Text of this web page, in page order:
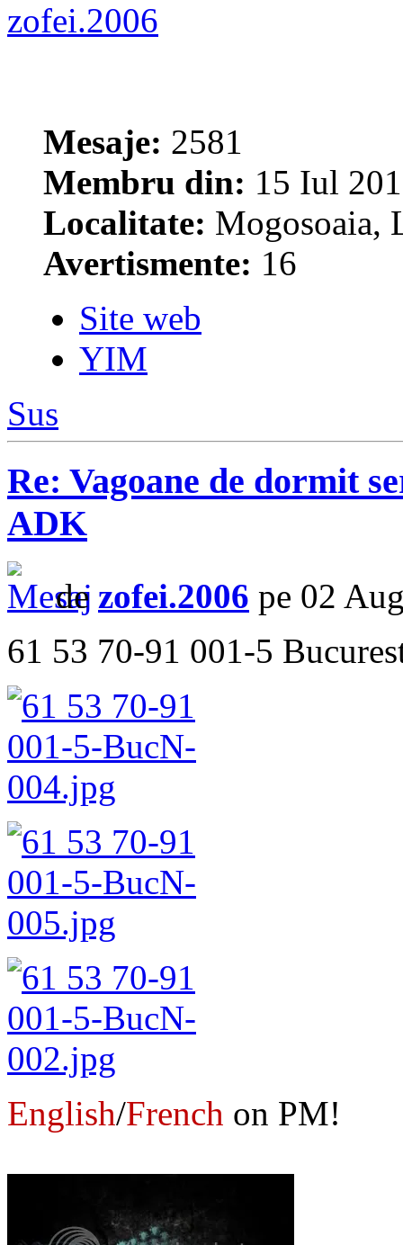
zofei.2006
Mesaje: 2581
Membru din: 15 Iul
Localitate: Mogosoaia,
Avertismente: 16
Site web
YIM
Sus
Re: Vagoane de dormit
ADK
de zofei.2006 pe 02
61 53 70-91 001-5
English/French on PM!